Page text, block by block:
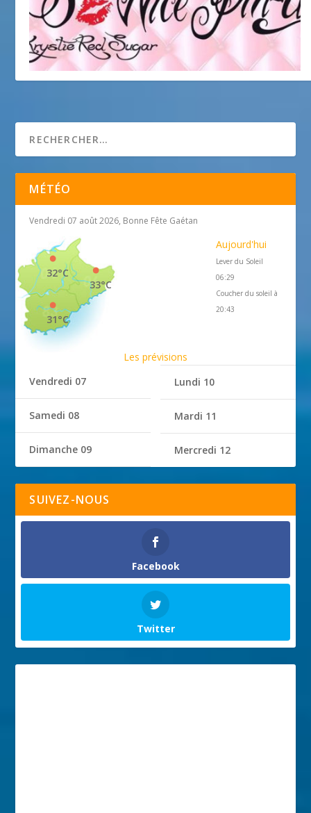
MÉTÉO
Vendredi 07 août 2026, Bonne Fête Gaétan
33°C
32°C
31°C
Aujourd'hui
Lever du Soleil
06:29
Coucher du soleil à
20:43
Les prévisions
Vendredi 07
Samedi 08
Dimanche 09
Lundi 10
Mardi 11
Mercredi 12
SUIVEZ-NOUS
Facebook
Twitter